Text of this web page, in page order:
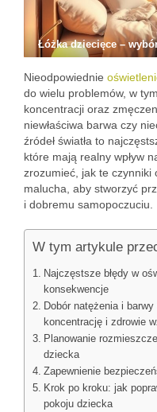
Łóżka dziecięce –
Nieodpowiednie
do wielu problemów, w
koncentracji oraz
niewłaściwa barwa czy
źródeł światła to
które mają realny wpływ
zrozumieć, jak te czynniki
malucha, aby stworzyć
i dobremu samopoczuciu.
W tym artykule
Najczęstsze błędy w
konsekwencje
Dobór natężenia i
koncentrację i zdrowie
Planowanie
dziecka
Zapewnienie
Krok po kroku: jak
pokoju dziecka